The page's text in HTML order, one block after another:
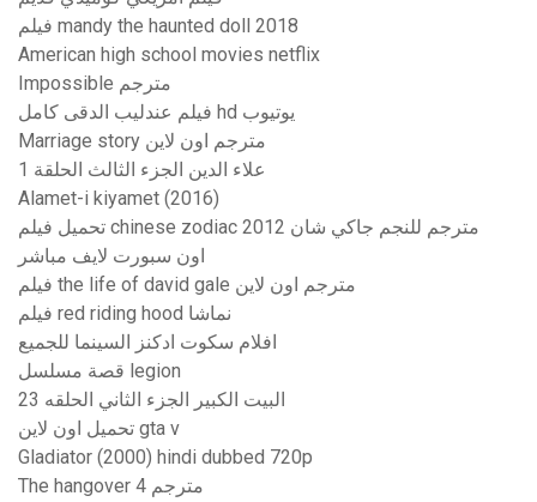
فيلم mandy the haunted doll 2018
American high school movies netflix
Impossible مترجم
فيلم عندليب الدقى كامل hd يوتيوب
Marriage story مترجم اون لاين
علاء الدين الجزء الثالث الحلقة 1
Alamet-i kiyamet (2016)
تحميل فيلم chinese zodiac 2012 مترجم للنجم جاكي شان
اون سبورت لايف مباشر
فيلم the life of david gale مترجم اون لاين
فيلم red riding hood نماشا
افلام سكوت ادكنز السينما للجميع
قصة مسلسل legion
البيت الكبير الجزء الثاني الحلقه 23
تحميل اون لاين gta v
Gladiator (2000) hindi dubbed 720p
The hangover 4 مترجم